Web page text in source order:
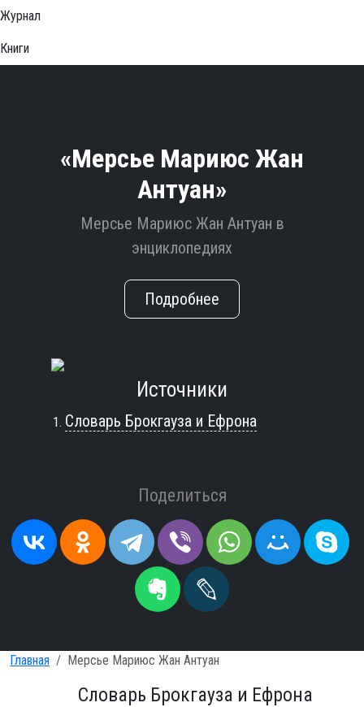
Журнал
Книги
«Мерсье Мариюс Жан
Антуан»
Мерсье Мариюс Жан Антуан в
энциклопедиях
Подробнее
Источники
Словарь Брокгауза и Ефрона
Поделиться
Главная Мерсье Мариюс Жан Антуан
Словарь Брокгауза и Ефрона